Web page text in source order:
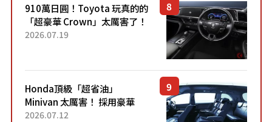
910萬日圓！Toyota 玩真的的
「超豪華 Crown」太厲害了！
採用由「匠人技藝」打造的
2026.07.19
Honda頂級「超省油」
Minivan 太厲害！ 採用豪華
「真皮座椅」與專屬「黑色內
2026.07.12